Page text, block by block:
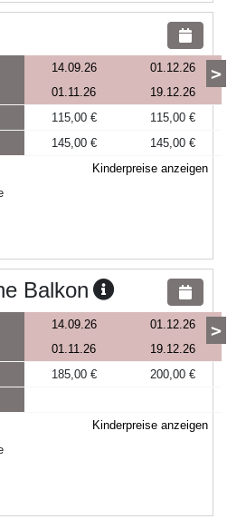
>
14.09.26
01.11.26
01.12.26
19.12.26
115,00 €
115,00 €
145,00 €
145,00 €
Kinderpreise anzeigen
Balkon
>
14.09.26
01.11.26
01.12.26
19.12.26
185,00 €
200,00 €
Kinderpreise anzeigen